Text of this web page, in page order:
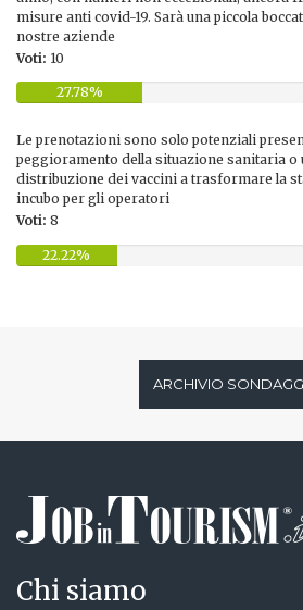
misure anti covid-19. Sarà una piccola
nostre aziende
Voti: 10
27.78%
Le prenotazioni sono solo potenziali
peggioramento della situazione sanitaria o
distribuzione dei vaccini a trasformare la
incubo per gli operatori
Voti: 8
22.22%
ARCHIVIO
Chi siamo